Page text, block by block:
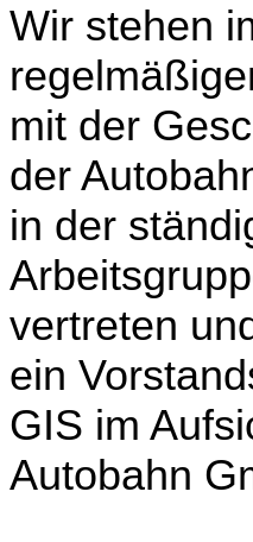
Wir stehen
mit der
der
in der
vertreten
ein
GIS im
Autobahn